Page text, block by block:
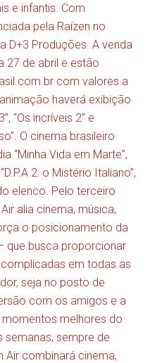
e infantis. Com
pela Raízen no
D+3 Produções. A venda
27 de abril e estão
com valores a
haverá exibição
“Os incríveis 2” e
O cinema brasileiro
“Minha Vida em Marte”,
2: o Mistério Italiano”,
elenco. Pelo terceiro
alia cinema, música,
o posicionamento da
que busca proporcionar
em todas as
seja no posto de
com os amigos e a
melhores do
semanas, sempre de
Air combinará cinema,